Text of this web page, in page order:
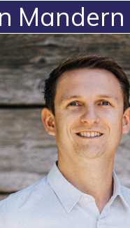
Mandern